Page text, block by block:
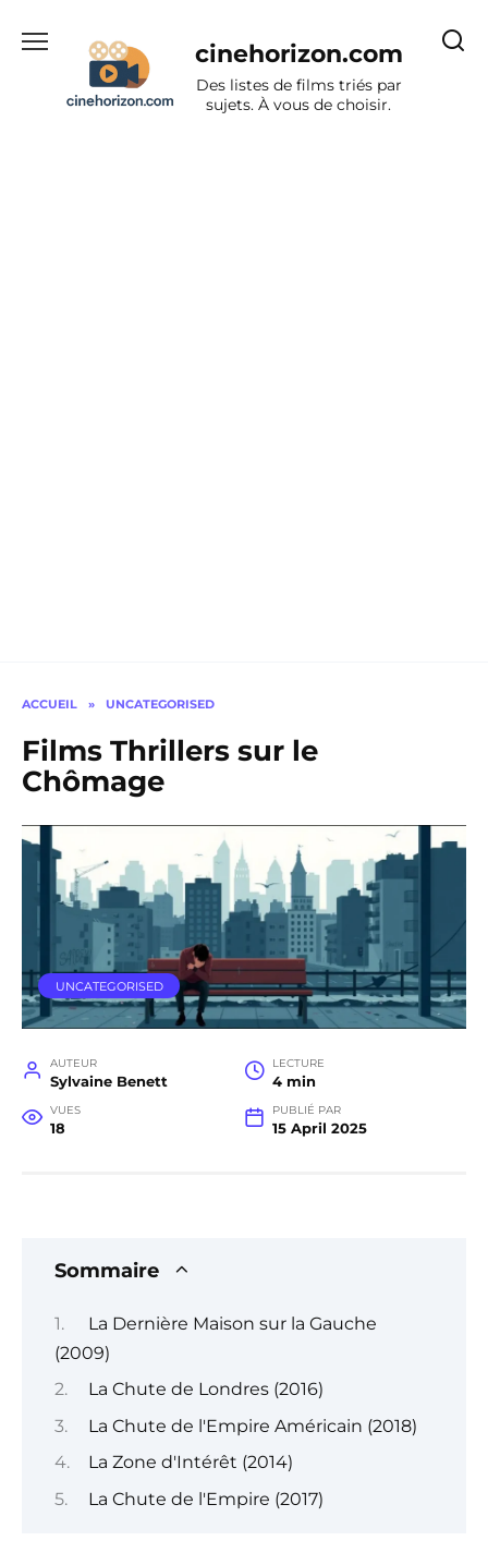
cinehorizon.com
Des listes de films triés par
sujets. À vous de choisir.
ACCUEIL » UNCATEGORISED
Films Thrillers sur le
Chômage
UNCATEGORISED
AUTEUR
Sylvaine Benett
LECTURE
4 min
VUES
18
PUBLIÉ PAR
15 April 2025
Sommaire
La Dernière Maison sur la Gauche
(2009)
La Chute de Londres (2016)
La Chute de l'Empire Américain (2018)
La Zone d'Intérêt (2014)
La Chute de l'Empire (2017)